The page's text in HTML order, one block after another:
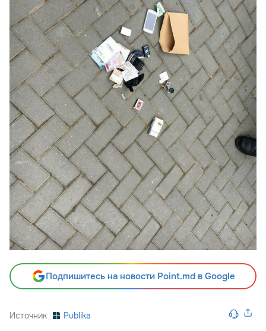
Подпишитесь на новости Point.md в Google
Источник Publika